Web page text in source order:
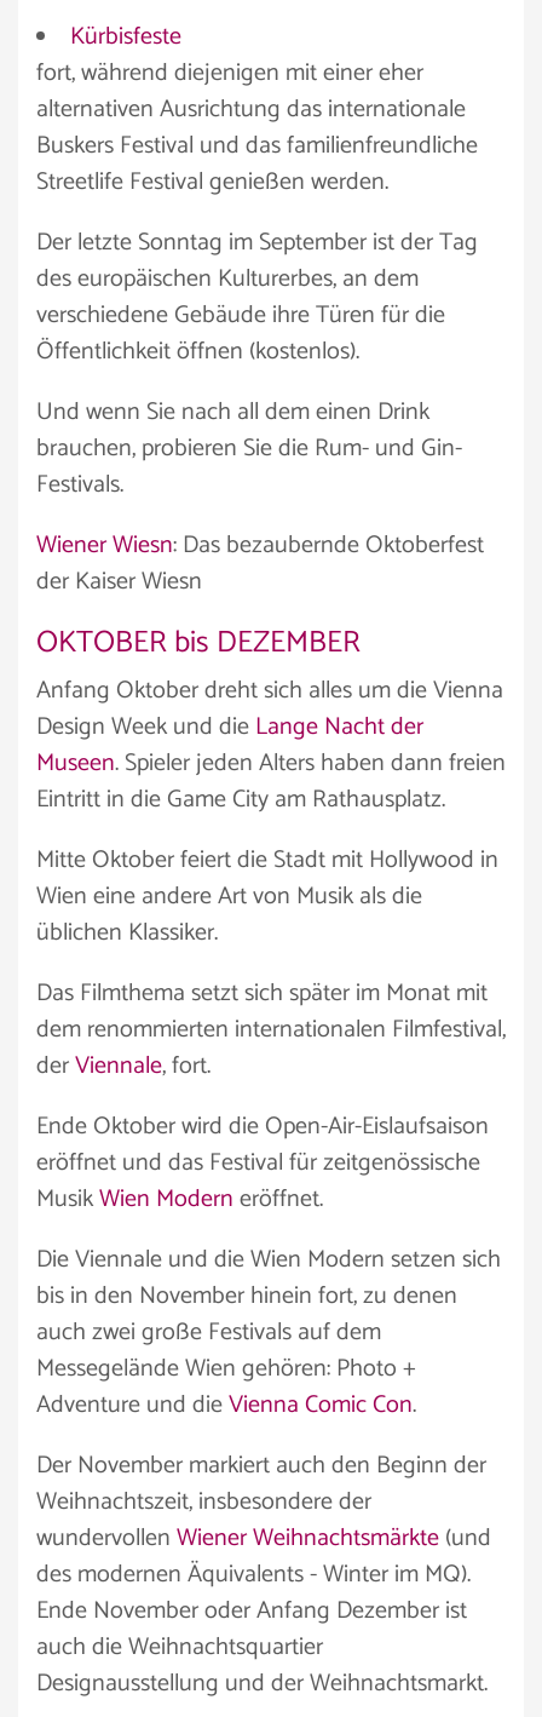
Kürbisfeste
fort, während diejenigen mit einer eher
alternativen Ausrichtung das internationale
Buskers Festival und das familienfreundliche
Streetlife Festival genießen werden.
Der letzte Sonntag im September ist der Tag
des europäischen Kulturerbes, an dem
verschiedene Gebäude ihre Türen für die
Öffentlichkeit öffnen (kostenlos).
Und wenn Sie nach all dem einen Drink
brauchen, probieren Sie die Rum- und Gin-
Festivals.
Wiener Wiesn: Das bezaubernde Oktoberfest
der Kaiser Wiesn
OKTOBER bis DEZEMBER
Anfang Oktober dreht sich alles um die Vienna
Design Week und dieLange Nacht der
Museen. Spieler jeden Alters haben dann freien
Eintritt in die Game City am Rathausplatz.
Mitte Oktober feiert die Stadt mit Hollywood in
Wien eine andere Art von Musik als die
üblichen Klassiker.
Das Filmthema setzt sich später im Monat mit
dem renommierten internationalen Filmfestival,
derViennale, fort.
Ende Oktober wird die Open-Air-Eislaufsaison
eröffnet und das Festival für zeitgenössische
MusikWien Moderneröffnet.
Die Viennale und die Wien Modern setzen sich
bis in den November hinein fort, zu denen
auch zwei große Festivals auf dem
Messegelände Wien gehören: Photo +
Adventure und dieVienna Comic Con.
Der November markiert auch den Beginn der
Weihnachtszeit, insbesondere der
wundervollenWiener Weihnachtsmärkte(und
des modernen Äquivalents - Winter im MQ).
Ende November oder Anfang Dezember ist
auch die Weihnachtsquartier
Designausstellung und der Weihnachtsmarkt.